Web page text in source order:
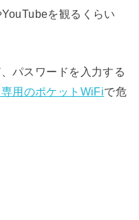
を観るくらい
パスワードを入力する
用のポケットWiFiで危